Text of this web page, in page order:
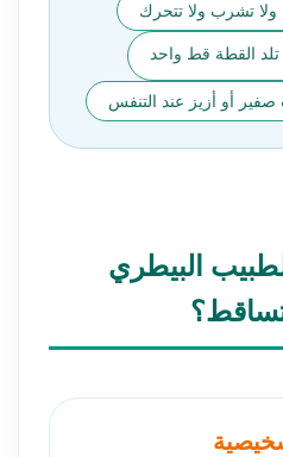
ولا تشرب ولا تتحرك
القطة قط واحد
أو أزيز عند التنفس
البيطري